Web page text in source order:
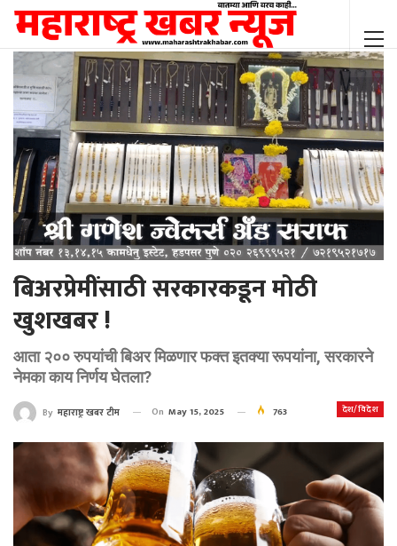
बिअरप्रेमींसाठी सरकारकडून मोठी
खुशखबर !
आता २०० रुपयांची बिअर मिळणार फक्त इतक्या रूपयांना, सरकारने
नेमका काय निर्णय घेतला?
देश/विदेश
By महाराष्ट्र खबर टीम On May 15, 2025 763